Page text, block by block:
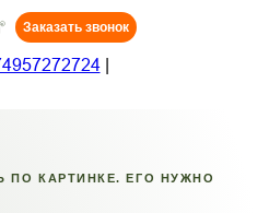
|
Заказать звонок
ПО КАРТИНКЕ. ЕГО НУЖНО